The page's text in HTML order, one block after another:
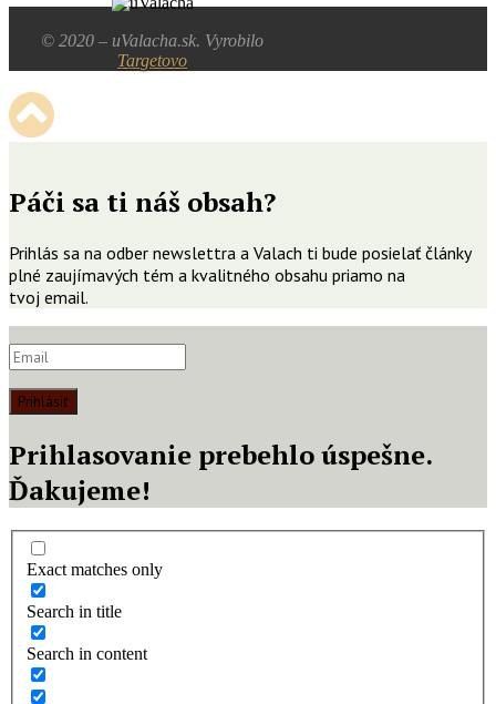
© 2020 – uValacha.sk. Vyrobilo
Targetovo
Páči sa ti náš obsah?
Prihlás sa na odber newslettra a Valach ti bude posielať články
plné zaujímavých tém a kvalitného obsahu priamo na
tvoj email.
Prihlásiť
Prihlasovanie prebehlo úspešne.
Ďakujeme!
Exact matches only
Search in title
Search in content